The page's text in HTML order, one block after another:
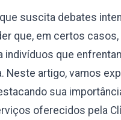
suscita debates
que, em certos casos,
indivíduos que
Neste artigo, vamos
sua
oferecidos pela